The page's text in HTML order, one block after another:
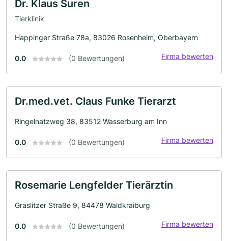
Dr. Klaus Suren
Tierklinik
Happinger Straße 78a, 83026 Rosenheim, Oberbayern
0.0 (0 Bewertungen) Firma bewerten
Dr.med.vet. Claus Funke Tierarzt
Ringelnatzweg 38, 83512 Wasserburg am Inn
0.0 (0 Bewertungen) Firma bewerten
Rosemarie Lengfelder Tierärztin
Graslitzer Straße 9, 84478 Waldkraiburg
0.0 (0 Bewertungen) Firma bewerten